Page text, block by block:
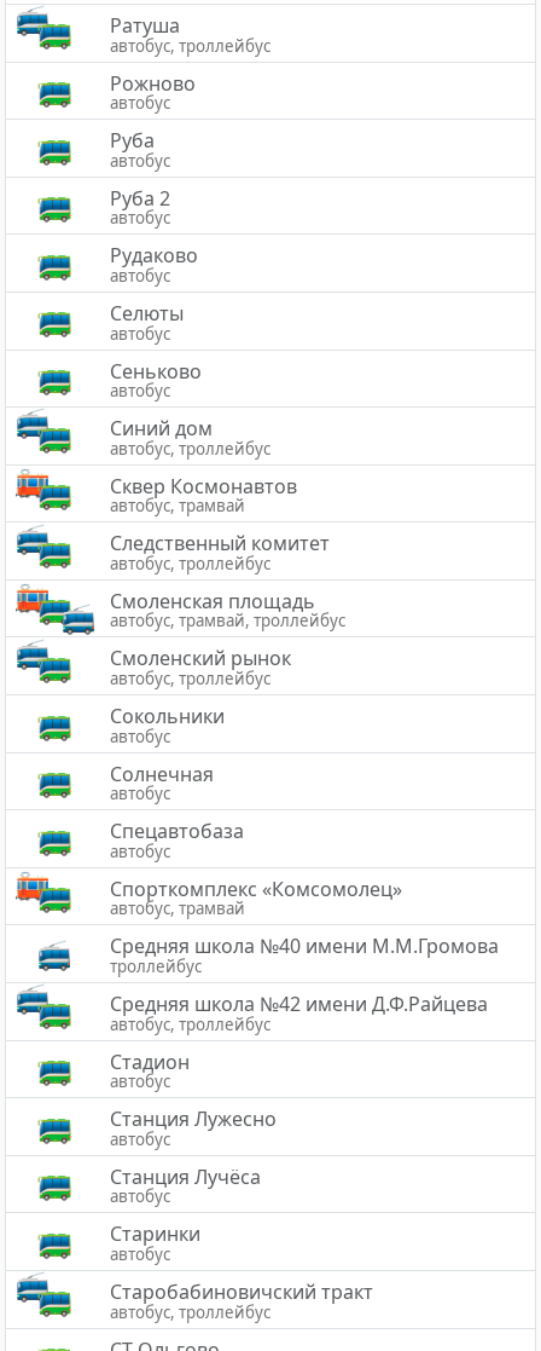
Ратуша
автобус, троллейбус
Рожново
автобус
Руба
автобус
Руба 2
автобус
Рудаково
автобус
Селюты
автобус
Сеньково
автобус
Синий дом
автобус, троллейбус
Сквер Космонавтов
автобус, трамвай
Следственный комитет
автобус, троллейбус
Смоленская площадь
автобус, трамвай, троллейбус
Смоленский рынок
автобус, троллейбус
Сокольники
автобус
Солнечная
автобус
Спецавтобаза
автобус
Спорткомплекс «Комсомолец»
автобус, трамвай
Средняя школа №40 имени М.М.Громова
троллейбус
Средняя школа №42 имени Д.Ф.Райцева
автобус, троллейбус
Стадион
автобус
Станция Лужесно
автобус
Станция Лучёса
автобус
Старинки
автобус
Старобабиновичский тракт
автобус, троллейбус